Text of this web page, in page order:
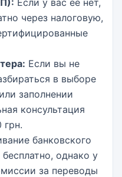
через налоговую,
Если вы не
в выборе
заполнении
консультация
банковского
однако у
за переводы